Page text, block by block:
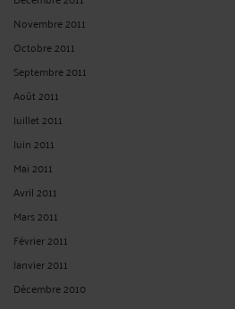
Novembre 2011
Octobre 2011
Septembre 2011
Août 2011
Juillet 2011
Juin 2011
Mai 2011
Avril 2011
Mars 2011
Février 2011
Janvier 2011
Décembre 2010